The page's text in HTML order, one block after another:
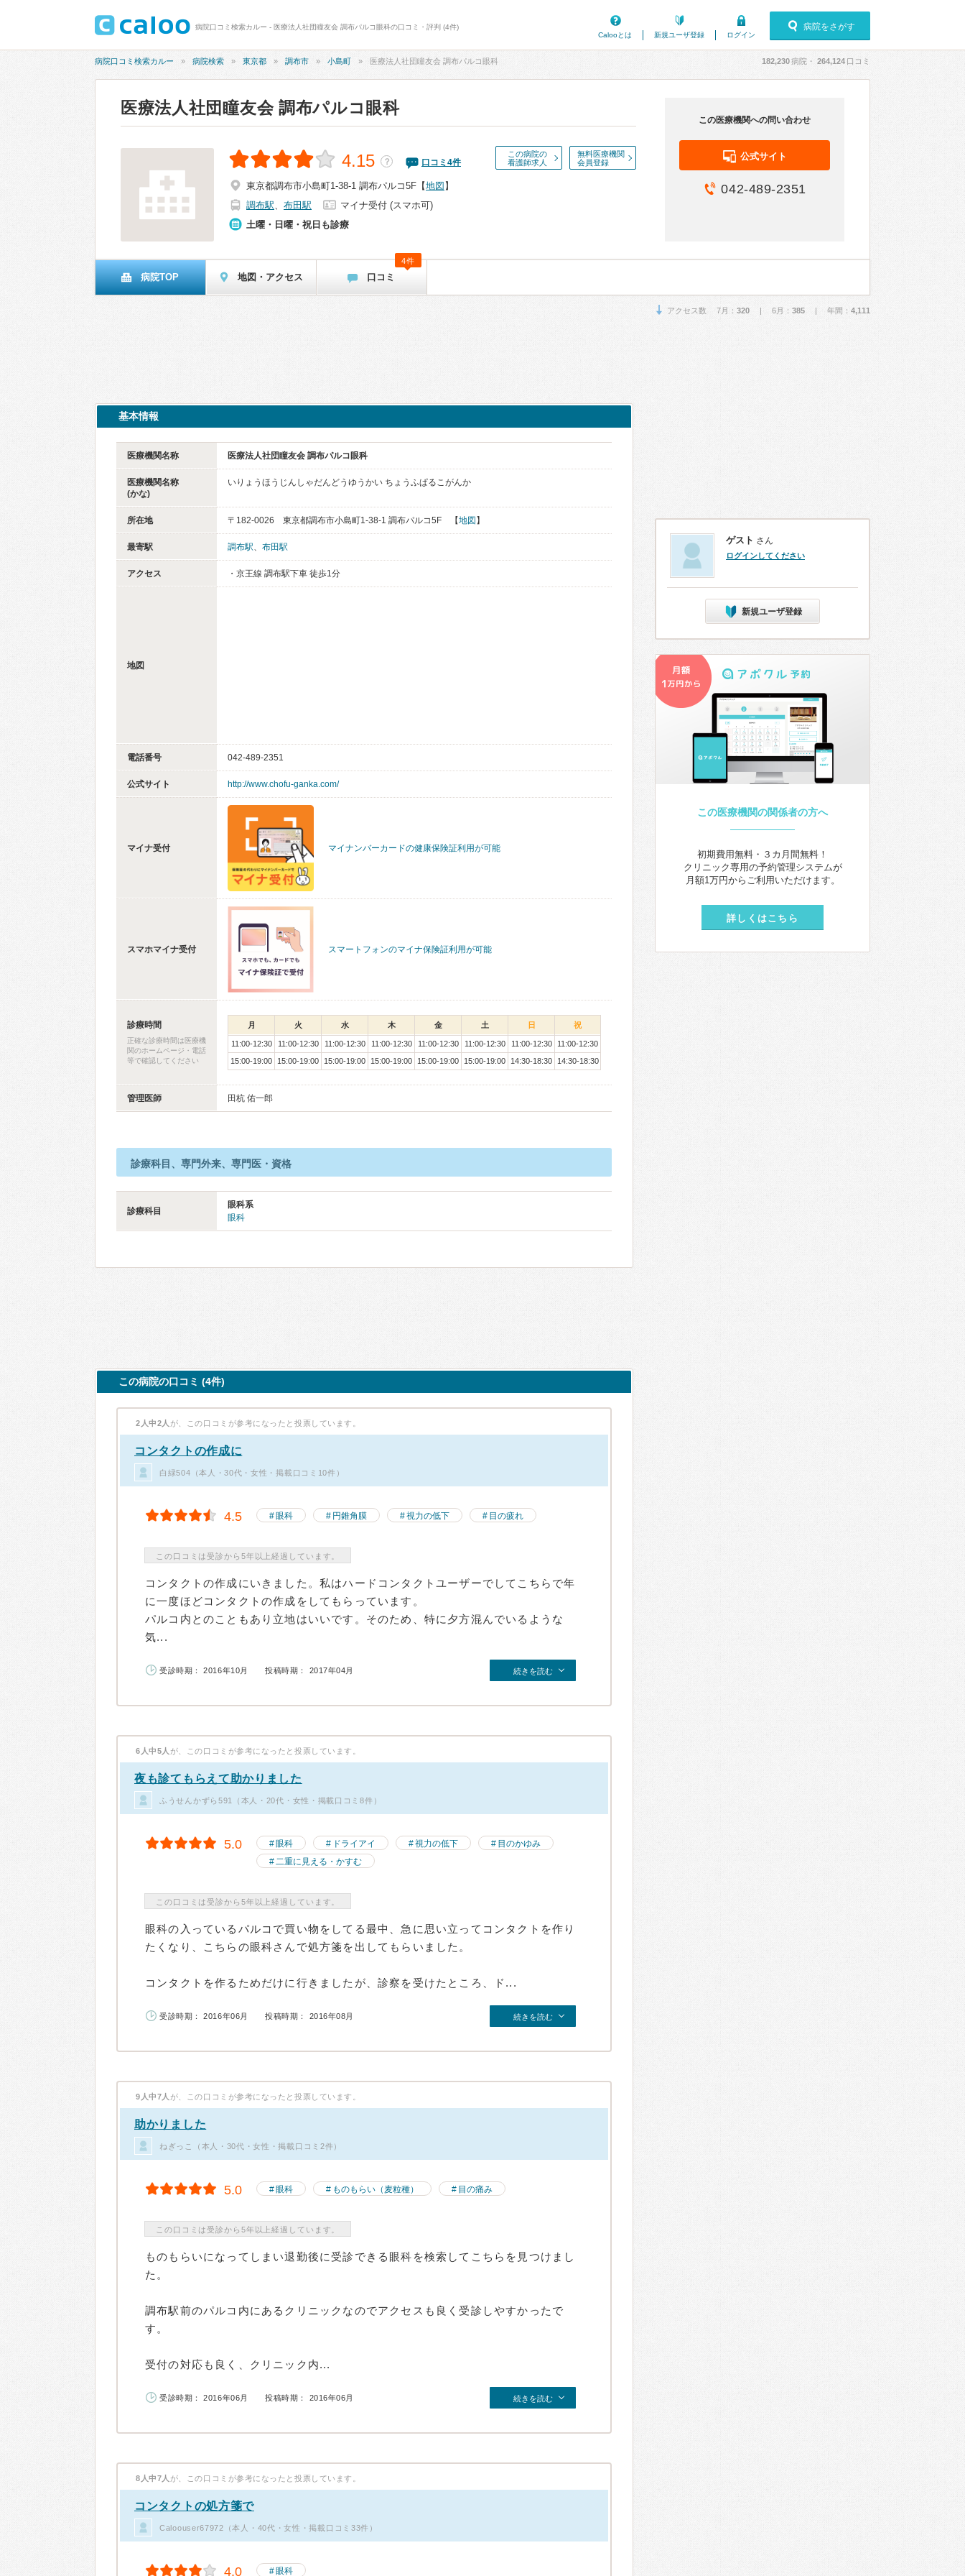
病院口コミ検索カルー - 医療法人社団瞳友会 調布パルコ眼科の口コミ・評判 (4件)
Calooとは
新規ユーザ登録 ログイン
病院をさがす
病院口コミ検索カルー 病院検索 東京都 調布市 小島町 医療法人社団瞳友会 調布パルコ眼科 182,230病院・ 264,124 口コミ
医療法人社団瞳友会 調布パルコ眼科
この病院の
看護師求人
無料医療機関
会員登録
4.15 ？ 口コミ 4件
東京都調布市小島町1-38-1 調布パルコ5F 【地図 】
調布駅、 布田駅
マイナ受付 (スマホ可)
土曜・日曜・祝日も診療
この医療機関への問い合わせ
公式サイト
042-489-2351
病院TOP 地図・アクセス 口コミ
4件
アクセス数 7月： 320 | 6月： 385 | 年間： 4,111
基本情報
医療機関名称 医療法人社団瞳友会 調布パルコ眼科
医療機関名称
(かな)
いりょうほうじんしゃだんどうゆうかい ちょうふぱるこがんか
所在地 〒182-0026 東京都調布市小島町1-38-1 調布パルコ5F 【地図 】
最寄駅 調布駅、 布田駅
アクセス ・京王線 調布駅下車 徒歩1分
地図
電話番号 042-489-2351
公式サイト http://www.chofu-ganka.com/
マイナ受付 マイナンバーカードの健康保険証利用が可能
スマホマイナ受付 スマートフォンのマイナ保険証利用が可能
診療時間
正確な診療時間は医療機
関のホームページ・電話
等で確認してください
月 火 水 木 金 土 日 祝
11:00-12:30 11:00-12:30 11:00-12:30 11:00-12:30 11:00-12:30 11:00-12:30 11:00-12:30
11:00-12:30
15:00-19:00
15:00-19:00 15:00-19:00 15:00-19:00 15:00-19:00 15:00-19:00 14:30-18:30 14:30-18:30
管理医師 田杭 佑一郎
診療科目、専門外来、専門医・資格
診療科目
眼科系
眼科
この病院の口コミ (4件)
2人中2人 が、この口コミが参考になったと投票しています。
コンタクトの作成に
白緑504（本人・30代・女性・掲載口コミ10件）
4.5 眼科 円錐角膜 視力の低下 目の疲れ
この口コミは受診から5年以上経過しています。
コンタクトの作成にいきました。私はハードコンタクトユーザーでしてこちらで年
に一度ほどコンタクトの作成をしてもらっています。
パルコ内とのこともあり立地はいいです。そのため、特に夕方混んでいるような
気...
受診時期： 2016年10月 投稿時期： 2017年04月 続きを読む
6人中5人 が、この口コミが参考になったと投票しています。
夜も診てもらえて助かりました
ふうせんかずら591（本人・20代・女性・掲載口コミ8件）
5.0 眼科 ドライアイ 視力の低下
目のかゆみ
二重に見える・かすむ
この口コミは受診から5年以上経過しています。
眼科の入っているパルコで買い物をしてる最中、急に思い立ってコンタクトを作り
たくなり、こちらの眼科さんで処方箋を出してもらいました。
コンタクトを作るためだけに行きましたが、診察を受けたところ、ド...
受診時期： 2016年06月 投稿時期： 2016年08月 続きを読む
9人中7人 が、この口コミが参考になったと投票しています。
助かりました
ねぎっこ（本人・30代・女性・掲載口コミ2件）
5.0 眼科 ものもらい（麦粒種） 目の痛み
この口コミは受診から5年以上経過しています。
ものもらいになってしまい退勤後に受診できる眼科を検索してこちらを見つけまし
た。
調布駅前のパルコ内にあるクリニックなのでアクセスも良く受診しやすかったで
す。
受付の対応も良く、クリニック内...
受診時期： 2016年06月 投稿時期： 2016年06月 続きを読む
8人中7人 が、この口コミが参考になったと投票しています。
コンタクトの処方箋で
Caloouser67972（本人・40代・女性・掲載口コミ33件）
4.0 眼科
ゲスト さん
ログインしてください
新規ユーザ登録
この医療機関の関係者の方へ
初期費用無料・３カ月間無料！
クリニック専用の予約管理システムが
月額1万円からご利用いただけます。
詳しくはこちら